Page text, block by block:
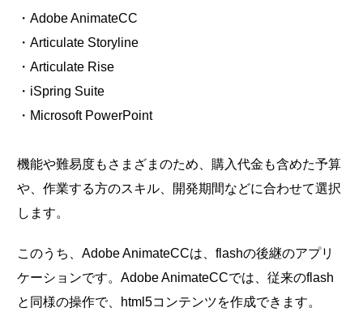
・Adobe AnimateCC
・Articulate Storyline
・Articulate Rise
・iSpring Suite
・Microsoft PowerPoint
機能や難易度もさまざまのため、購入代金も含めた予算
や、作業する方のスキル、開発期間などに合わせて選択
します。
このうち、Adobe AnimateCCは、flashの後継のアプリ
ケーションです。Adobe AnimateCCでは、従来のflash
と同様の操作で、html5コンテンツを作成できます。